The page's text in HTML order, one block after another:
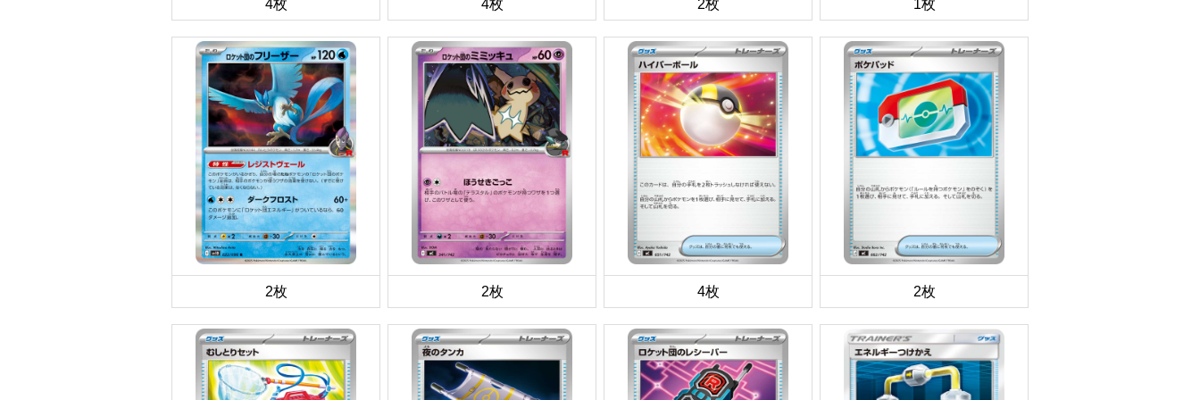
4枚 4枚 2枚 1枚
2枚 2枚 4枚 2枚